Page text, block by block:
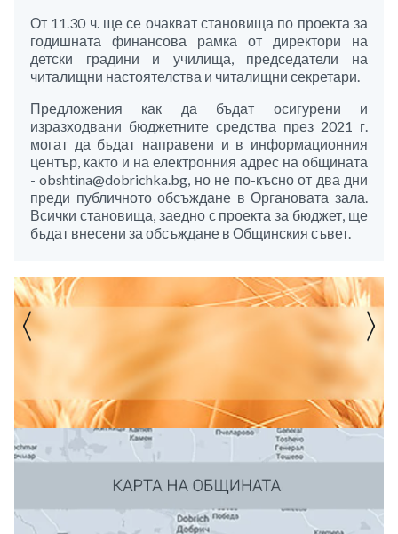
От 11.30 ч. ще се очакват становища по проекта за
годишната финансова рамка от директори на
детски градини и училища, председатели на
читалищни настоятелства и читалищни секретари.
Предложения как да бъдат осигурени и
изразходвани бюджетните средства през 2021 г.
могат да бъдат направени и в информационния
център, както и на електронния адрес на общината
- obshtina@dobrichka.bg, но не по-късно от два дни
преди публичното обсъждане в Органовата зала.
Всички становища, заедно с проекта за бюджет, ще
бъдат внесени за обсъждане в Общинския съвет.